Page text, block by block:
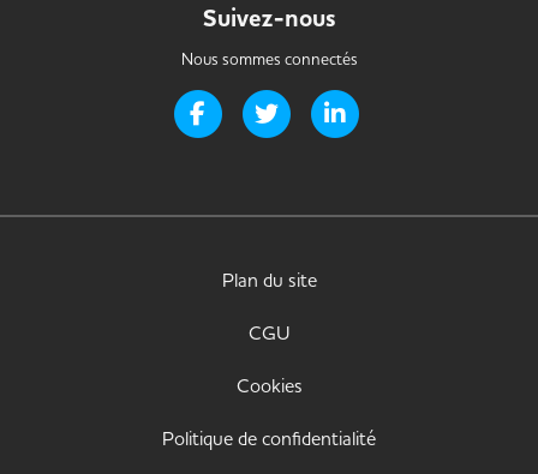
Suivez-nous
Nous sommes connectés
Page Facebook de Handi-it
Page Twitter de Handi-it
Plan du site
CGU
Cookies
Politique de confidentialité